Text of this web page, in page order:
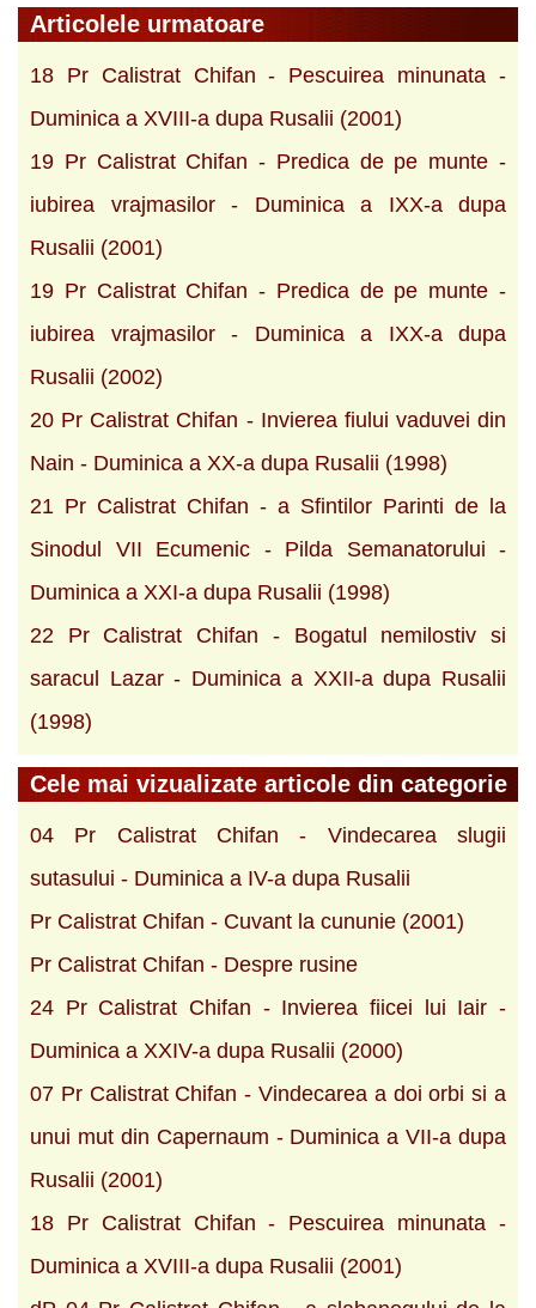
Articolele urmatoare
18 Pr Calistrat Chifan - Pescuirea minunata -
Duminica a XVIII-a dupa Rusalii (2001)
19 Pr Calistrat Chifan - Predica de pe munte -
iubirea vrajmasilor - Duminica a IXX-a dupa
Rusalii (2001)
19 Pr Calistrat Chifan - Predica de pe munte -
iubirea vrajmasilor - Duminica a IXX-a dupa
Rusalii (2002)
20 Pr Calistrat Chifan - Invierea fiului vaduvei din
Nain - Duminica a XX-a dupa Rusalii (1998)
21 Pr Calistrat Chifan - a Sfintilor Parinti de la
Sinodul VII Ecumenic - Pilda Semanatorului -
Duminica a XXI-a dupa Rusalii (1998)
22 Pr Calistrat Chifan - Bogatul nemilostiv si
saracul Lazar - Duminica a XXII-a dupa Rusalii
(1998)
Cele mai vizualizate articole din categorie
04 Pr Calistrat Chifan - Vindecarea slugii
sutasului - Duminica a IV-a dupa Rusalii
Pr Calistrat Chifan - Cuvant la cununie (2001)
Pr Calistrat Chifan - Despre rusine
24 Pr Calistrat Chifan - Invierea fiicei lui Iair -
Duminica a XXIV-a dupa Rusalii (2000)
07 Pr Calistrat Chifan - Vindecarea a doi orbi si a
unui mut din Capernaum - Duminica a VII-a dupa
Rusalii (2001)
18 Pr Calistrat Chifan - Pescuirea minunata -
Duminica a XVIII-a dupa Rusalii (2001)